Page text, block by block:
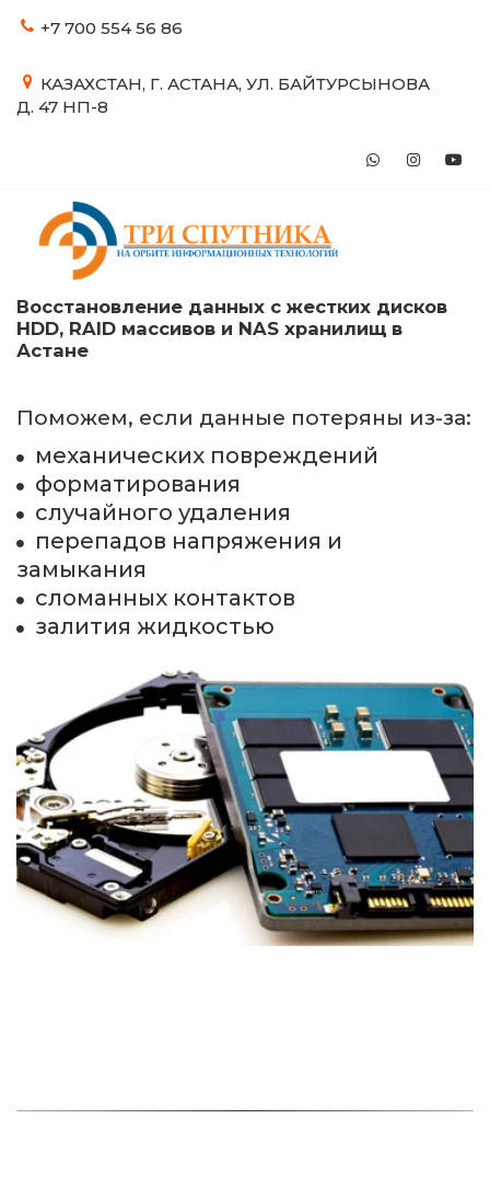
+7 700 554 56 86
КАЗАХСТАН, Г. АСТАНА, УЛ. БАЙТУРСЫНОВА
Д. 47 НП-8
Восстановление данных с жестких дисков
HDD, RAID массивов и NAS хранилищ в
Астане
Поможем, если данные потеряны из-за:
механических повреждений
форматирования
случайного удаления
перепадов напряжения и
замыкания
сломанных контактов
залития жидкостью